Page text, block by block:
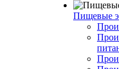
Пищевые